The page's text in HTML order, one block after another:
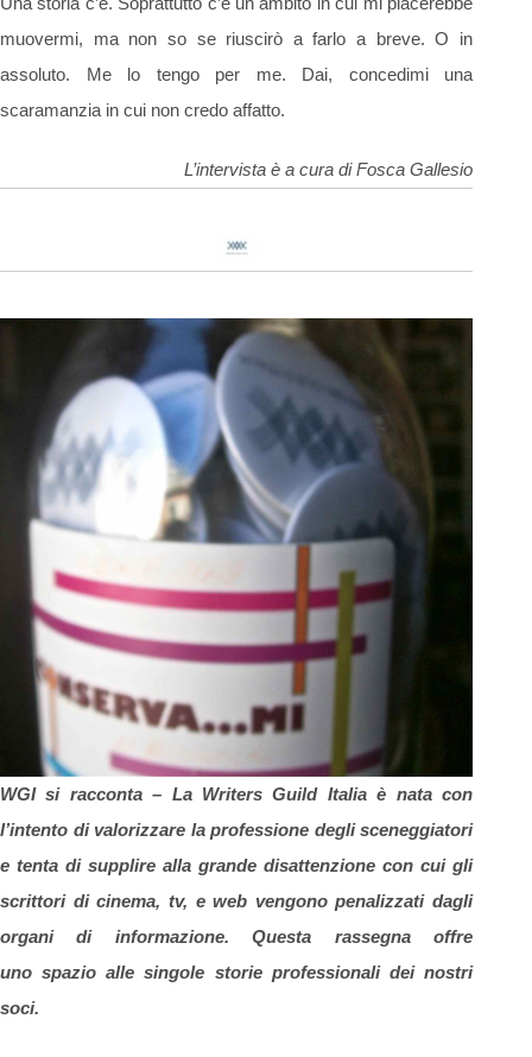
muovermi, ma non so se riuscirò a farlo a breve. O in
assoluto. Me lo tengo per me. Dai, concedimi una
scaramanzia in cui non credo affatto.
L’intervista è a cura di Fosca Gallesio
WGI si racconta – La Writers Guild Italia è nata con
l’intento di valorizzare la professione degli sceneggiatori
e tenta di supplire alla grande disattenzione con cui gli
scrittori di cinema, tv, e web vengono penalizzati dagli
organi di informazione. Questa rassegna offre
uno spazio alle singole storie professionali dei nostri
soci.